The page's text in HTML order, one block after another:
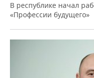
В республике начал
«Профессии будущего»